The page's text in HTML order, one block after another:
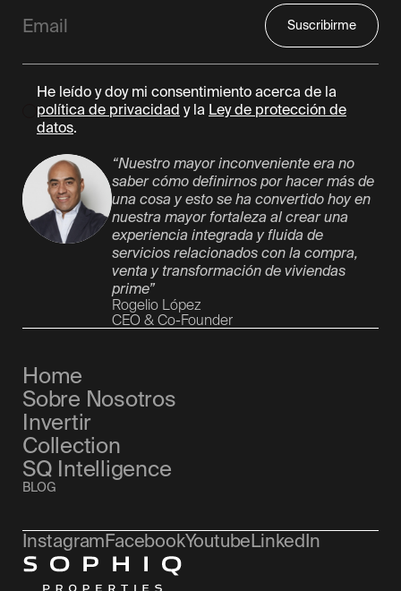
He leído y doy mi consentimiento acerca de la
política de privacidad y la Ley de protección de
datos.
“Nuestro mayor inconveniente era no
saber cómo definirnos por hacer más de
una cosa y esto se ha convertido hoy en
nuestra mayor fortaleza al crear una
experiencia integrada y fluida de
servicios relacionados con la compra,
venta y transformación de viviendas
prime”
Rogelio López
CEO & Co-Founder
Home
Sobre Nosotros
Invertir
Collection
SQ Intelligence
BLOG
InstagramFacebookYoutubeLinkedIn